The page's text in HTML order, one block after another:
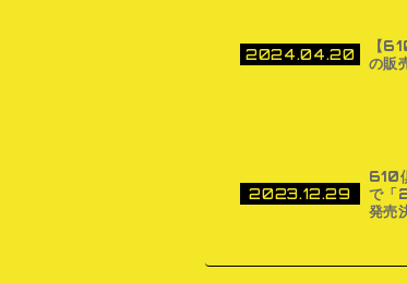
2024.04.20
【
の販
2023.12.29
610
で「
発売